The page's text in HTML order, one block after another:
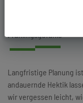
Frühlingsgefühle
Langfristige Planung
andauernde Hektik
wir vergessen leicht,